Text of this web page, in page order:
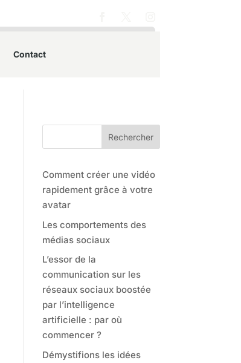
Contact
Rechercher
Comment créer une vidéo
rapidement grâce à votre
avatar
Les comportements des
médias sociaux
L’essor de la
communication sur les
réseaux sociaux boostée
par l’intelligence
artificielle : par où
commencer ?
Démystifions les idées